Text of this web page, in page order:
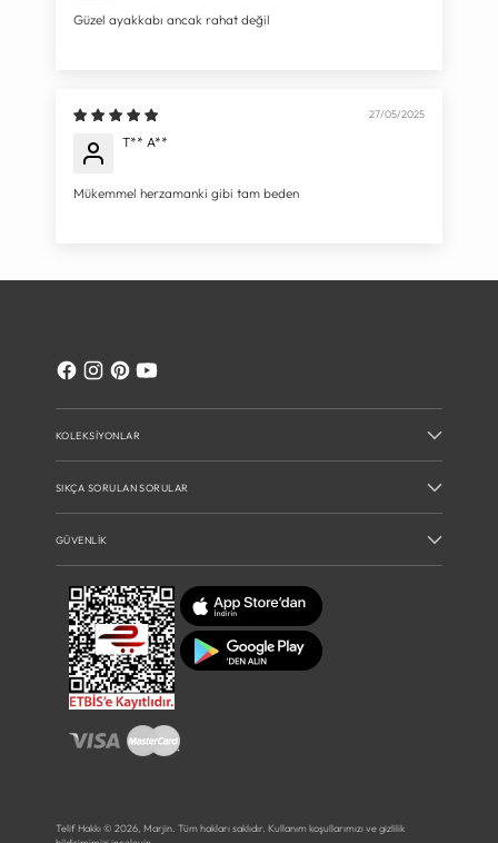
Güzel ayakkabı ancak rahat değil
27/05/2025
T** A**
Mükemmel herzamanki gibi tam beden
KOLEKSIYONLAR
SIKÇA SORULAN SORULAR
GÜVENLIK
Telif Hakkı © 2026, Marjin. Tüm hakları saklıdır. Kullanım koşullarımızı ve gizlilik